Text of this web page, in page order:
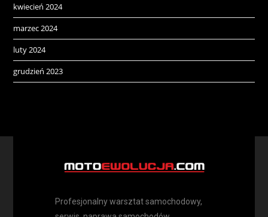
kwiecień 2024
marzec 2024
luty 2024
grudzień 2023
Profesjonalny warsztat samochodowy,